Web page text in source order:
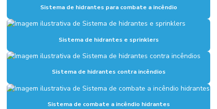
Inspeção sistema de combate a incêndio
Instalação de alarme de incêndio
Instalação de combate a incêndio
Instalação de hidrantes
Sistema de hidrantes para combate a incêndio
Sistema de hidrantes e sprinklers
Sistema de hidrantes contra incêndios
Sistema de combate a incêndio hidrantes